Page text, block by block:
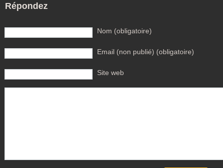
Répondez
Nom (obligatoire)
Email (non publié) (obligatoire)
Site web